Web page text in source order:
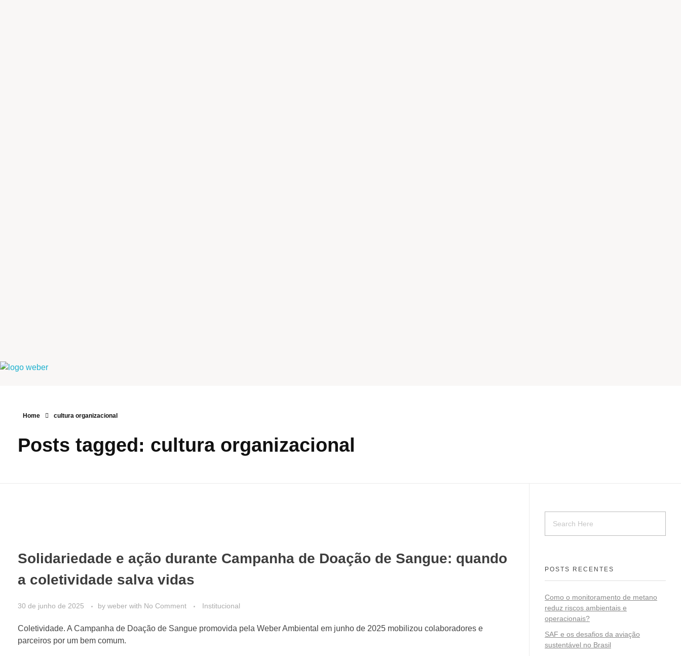
Home cultura organizacional
Posts tagged: cultura organizacional
Solidariedade e ação durante Campanha de Doação de Sangue: quando
a coletividade salva vidas
30 de junho de 2025 by weber with No Comment Institucional
Coletividade. A Campanha de Doação de Sangue promovida pela Weber Ambiental em junho de 2025 mobilizou colaboradores e
parceiros por um bem comum.
POSTS RECENTES
Como o monitoramento de metano
reduz riscos ambientais e
operacionais?
SAF e os desafios da aviação
sustentável no Brasil